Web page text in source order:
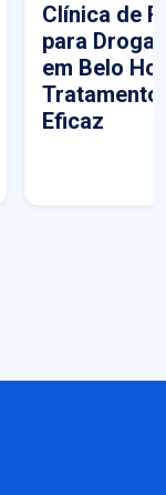
Clínica de
para
em Belo
Tratamento
Eficaz